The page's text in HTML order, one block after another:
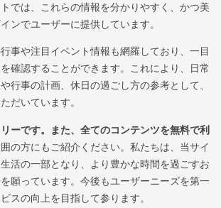
では、これらの情報を分かりやすく、かつ美
ンでユーザーに提供しています。
事や注目イベント情報も網羅しており、一目
確認することができます。これにより、日常
行事の計画、休日の過ごし方の参考として、
だいています。
ーです。また、全てのコンテンツを無料で利
の方にもご紹介ください。私たちは、当サイ
活の一部となり、より豊かな時間を過ごすお
願っています。今後もユーザーニーズを第一
スの向上を目指して参ります。